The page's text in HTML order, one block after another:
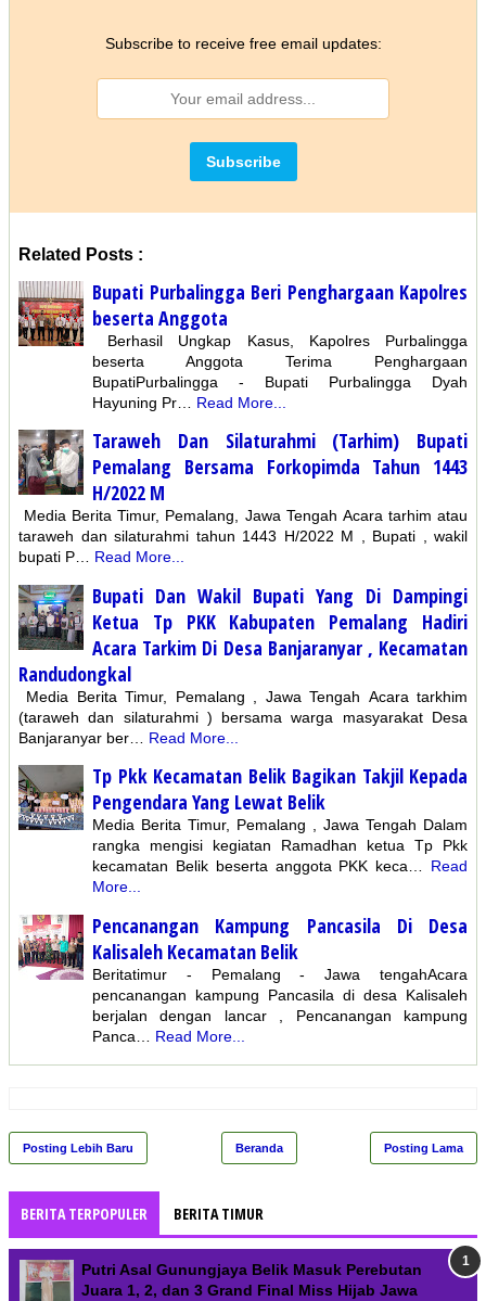
Subscribe to receive free email updates:
Related Posts :
Bupati Purbalingga Beri Penghargaan Kapolres
beserta Anggota
Berhasil Ungkap Kasus, Kapolres Purbalingga
beserta Anggota Terima Penghargaan
BupatiPurbalingga - Bupati Purbalingga Dyah
Hayuning Pr…
Read More...
Taraweh Dan Silaturahmi (Tarhim) Bupati
Pemalang Bersama Forkopimda Tahun 1443
H/2022 M
Media Berita Timur, Pemalang, Jawa Tengah Acara tarhim atau
taraweh dan silaturahmi tahun 1443 H/2022 M , Bupati , wakil
bupati P… Read More...
Bupati Dan Wakil Bupati Yang Di Dampingi
Ketua Tp PKK Kabupaten Pemalang Hadiri
Acara Tarkim Di Desa Banjaranyar , Kecamatan
Randudongkal
Media Berita Timur, Pemalang , Jawa Tengah Acara tarkhim
(taraweh dan silaturahmi ) bersama warga masyarakat Desa
Banjaranyar ber…
Read More...
Tp Pkk Kecamatan Belik Bagikan Takjil Kepada
Pengendara Yang Lewat Belik
Media Berita Timur, Pemalang , Jawa Tengah Dalam
rangka mengisi kegiatan Ramadhan ketua Tp Pkk
kecamatan Belik beserta anggota PKK keca… Read
More...
Pencanangan Kampung Pancasila Di Desa
Kalisaleh Kecamatan Belik
Beritatimur - Pemalang - Jawa tengahAcara
pencanangan kampung Pancasila di desa Kalisaleh
berjalan dengan lancar , Pencanangan kampung
Panca…
Read More...
Posting Lebih Baru Posting Lama
Beranda
BERITA TERPOPULER BERITA TIMUR
Putri Asal Gunungjaya Belik Masuk Perebutan
Juara 1, 2, dan 3 Grand Final Miss Hijab Jawa